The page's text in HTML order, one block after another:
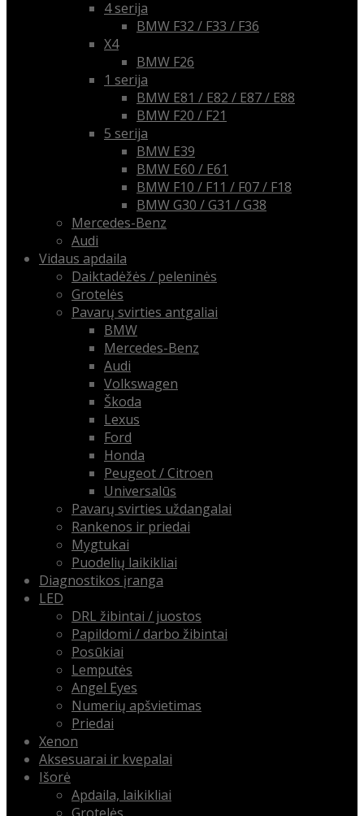
4 serija
BMW F32 / F33 / F36
X4
BMW F26
1 serija
BMW E81 / E82 / E87 / E88
BMW F20 / F21
5 serija
BMW E39
BMW E60 / E61
BMW F10 / F11 / F07 / F18
BMW G30 / G31 / G38
Mercedes-Benz
Audi
Vidaus apdaila
Daiktadėžės / peleninės
Grotelės
Pavarų svirties antgaliai
BMW
Mercedes-Benz
Audi
Volkswagen
Škoda
Lexus
Ford
Honda
Peugeot / Citroen
Universalūs
Pavarų svirties uždangalai
Rankenos ir priedai
Mygtukai
Puodelių laikikliai
Diagnostikos įranga
LED
DRL žibintai / juostos
Papildomi / darbo žibintai
Posūkiai
Lemputės
Angel Eyes
Numerių apšvietimas
Priedai
Xenon
Aksesuarai ir kvepalai
Išorė
Apdaila, laikikliai